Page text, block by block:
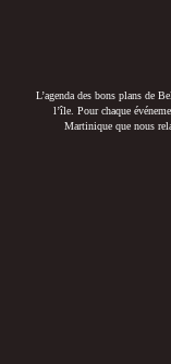
L’agenda des bons plans de
l’île. Pour chaque
Martinique que nous